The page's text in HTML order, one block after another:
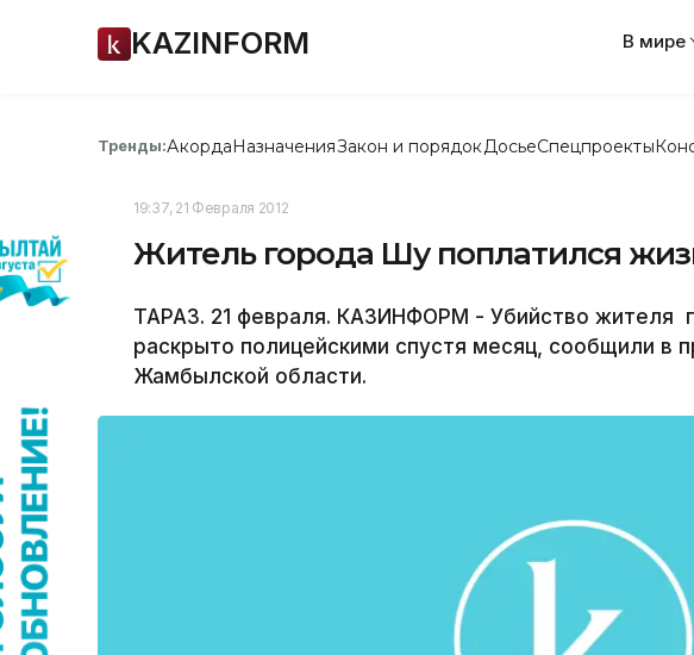
KAZINFORM В мире
Тренды:АкордаНазначенияЗакон и порядок ДосьеСпецпроекты
19:37, 21 Февраля 2012
Житель города Шу поплатился
ТАРАЗ. 21 февраля. КАЗИНФОРМ - Убийство жителя
раскрыто полицейскими спустя месяц, сообщили в
Жамбылской области.